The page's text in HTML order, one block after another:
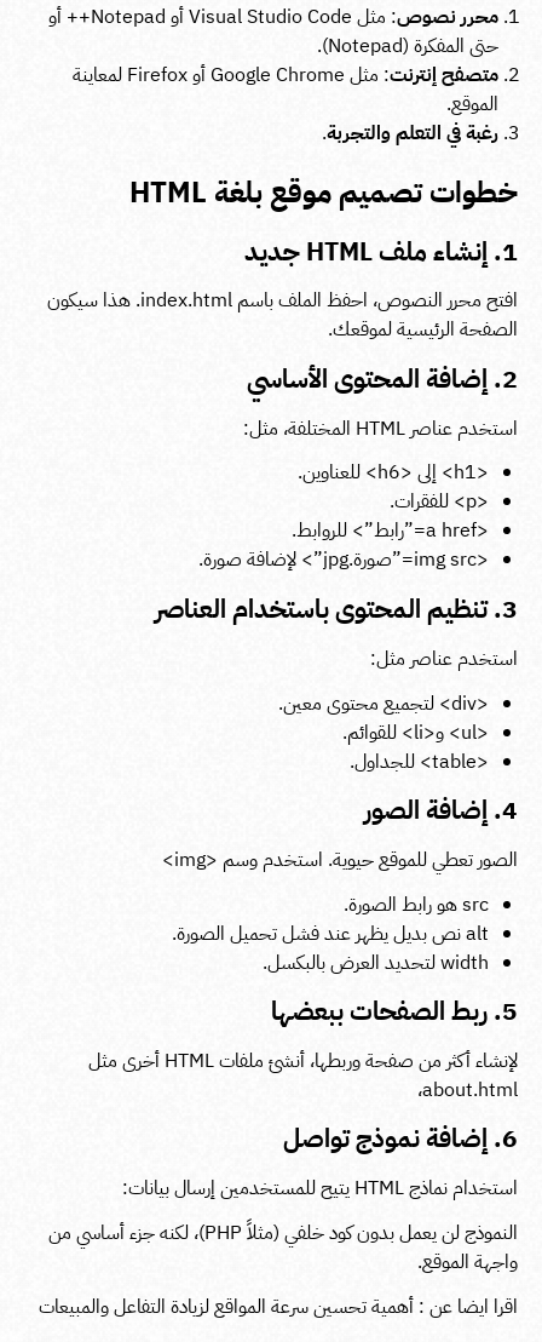
محرر نصوص
: مثل Visual Studio Code أو Notepad++ أو
حتى المفكرة (Notepad).
متصفح إنترنت
: مثل Google Chrome أو Firefox لمعاينة
الموقع.
رغبة في التعلم والتجربة.
خطوات تصميم موقع بلغة HTML
1. إنشاء ملف HTML جديد
افتح محرر النصوص، احفظ الملف باسم index.html. هذا سيكون
الصفحة الرئيسية لموقعك.
2. إضافة المحتوى الأساسي
استخدم عناصر HTML المختلفة، مثل:
<h1>
إلى <h6>
للعناوين.
<p>
للفقرات.
<a href=”رابط”>
للروابط.
<img src=”صورة.jpg”>
لإضافة صورة.
3. تنظيم المحتوى باستخدام العناصر
استخدم عناصر مثل:
<div>
لتجميع محتوى معين.
<ul>
و<li>
للقوائم.
<table>
للجداول.
4. إضافة الصور
الصور تعطي للموقع حيوية. استخدم وسم <img>
srcهو رابط الصورة.
altنص بديل يظهر عند فشل تحميل الصورة.
widthلتحديد العرض بالبكسل.
5. ربط الصفحات ببعضها
لإنشاء أكثر من صفحة وربطها، أنشئ ملفات HTML أخرى مثل
about.html،
6. إضافة نموذج تواصل
استخدام نماذج HTML يتيح للمستخدمين إرسال بيانات:
النموذج لن يعمل بدون كود خلفي (مثلاً PHP)، لكنه جزء أساسي من
واجهة الموقع.
اقرا ايضا عن : أهمية تحسين سرعة المواقع لزيادة التفاعل والمبيعات